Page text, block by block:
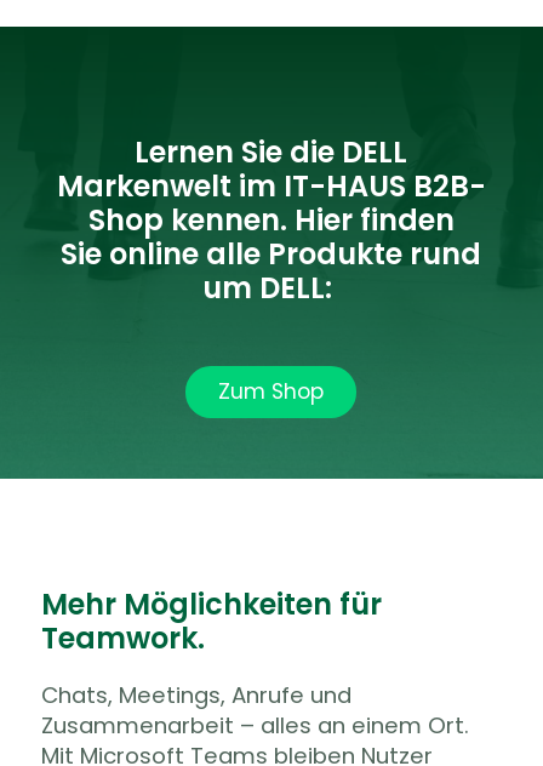
Lernen Sie die DELL
Markenwelt im IT-HAUS B2B-
Shop kennen. Hier finden
Sie online alle Produkte rund
um DELL:
Zum Shop
Mehr Möglichkeiten für
Teamwork.
Chats, Meetings, Anrufe und
Zusammenarbeit – alles an einem Ort.
Mit Microsoft Teams bleiben Nutzer